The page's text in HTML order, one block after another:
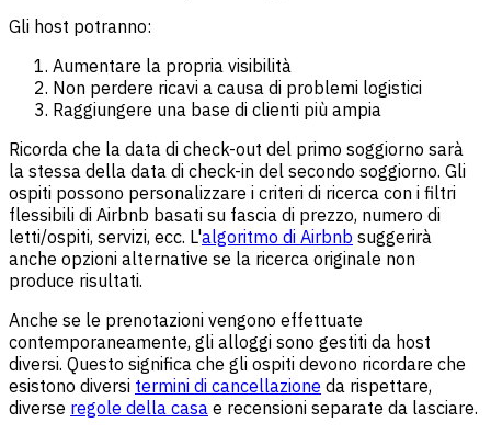
Gli host potranno:
Aumentare la propria visibilità
Non perdere ricavi a causa di problemi logistici
Raggiungere una base di clienti più ampia
Ricorda che la data di check-out del primo soggiorno sarà
la stessa della data di check-in del secondo soggiorno. Gli
ospiti possono personalizzare i criteri di ricerca con i filtri
flessibili di Airbnb basati su fascia di prezzo, numero di
letti/ospiti, servizi, ecc. L'algoritmo di Airbnb suggerirà
anche opzioni alternative se la ricerca originale non
produce risultati.
Anche se le prenotazioni vengono effettuate
contemporaneamente, gli alloggi sono gestiti da host
diversi. Questo significa che gli ospiti devono ricordare che
esistono diversi termini di cancellazione da rispettare,
diverse regole della casa e recensioni separate da lasciare.